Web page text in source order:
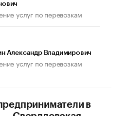
услуг по перевозкам
Александр Владимирович
услуг по перевозкам
в